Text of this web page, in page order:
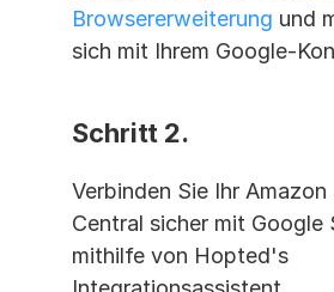
Browsererweiterung und
sich mit Ihrem Google-
Schritt 2.
Verbinden Sie Ihr Amazon
Central sicher mit Google
mithilfe von Hopted's